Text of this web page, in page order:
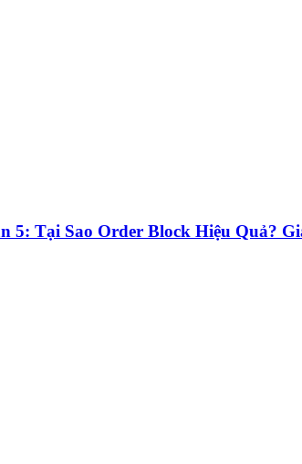
5: Tại Sao Order Block Hiệu Quả?